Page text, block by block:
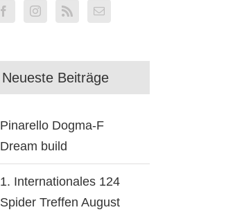
Neueste Beiträge
Pinarello Dogma-F
Dream build
1. Internationales 124
Spider Treffen August